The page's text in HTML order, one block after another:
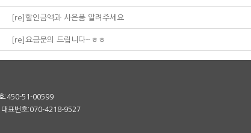
[re]할인금액과 사은품 알려주세요
[re]요금문의 드립니다~ㅎㅎ
호:450-51-00599
대표번호:070-4218-9527